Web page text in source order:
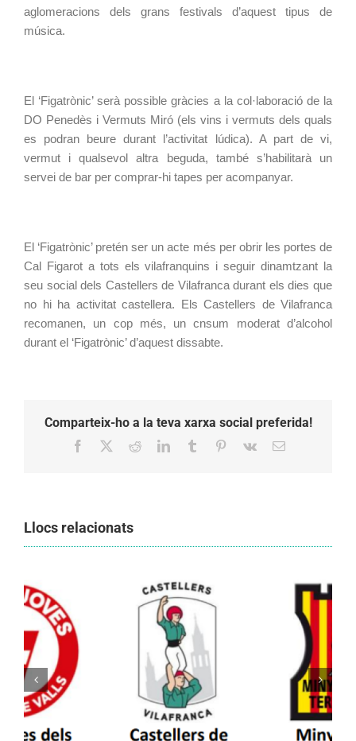
aglomeracions dels grans festivals d’aquest tipus de
música.
El ‘Figatrònic’ serà possible gràcies a la col·laboració de la
DO Penedès i Vermuts Miró (els vins i vermuts dels quals
es podran beure durant l’activitat lúdica). A part de vi,
vermut i qualsevol altra beguda, també s’habilitarà un
servei de bar per comprar-hi tapes per acompanyar.
El ‘Figatrònic’ pretén ser un acte més per obrir les portes de
Cal Figarot a tots els vilafranquins i seguir dinamtzant la
seu social dels Castellers de Vilafranca durant els dies que
no hi ha activitat castellera. Els Castellers de Vilafranca
recomanen, un cop més, un cnsum moderat d’alcohol
durant el ‘Figatrònic’ d’aquest dissabte.
Comparteix-ho a la teva xarxa social preferida!
Facebook RedditLinkedInTumblr Pinterest
Vk Email:
Llocs relacionats
Els Castellers de Vilafranca unieixen tradició i
patrimoni en un viatge de colla a la Vall
d’Aran i a la Vall de Boí